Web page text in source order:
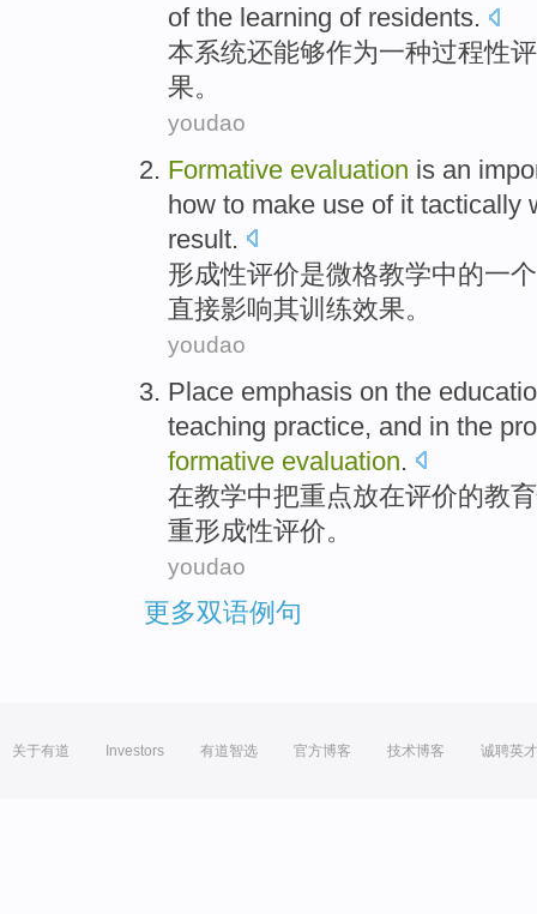
ofthe learning of residents.
本系统还能够作为一种过程性
果。
youdao
Formative evaluation is an
how to make use of it tactically
result.
形成性评价是微格教学中的一个
直接影响其训练效果。
youdao
Place emphasis on the
teaching practice, and in the
formative evaluation.
在教学中把重点放在评价的教育
重形成性评价。
youdao
更多双语例句
关于有道 Investors 有道智选 官方博客 技术博客 诚聘英才